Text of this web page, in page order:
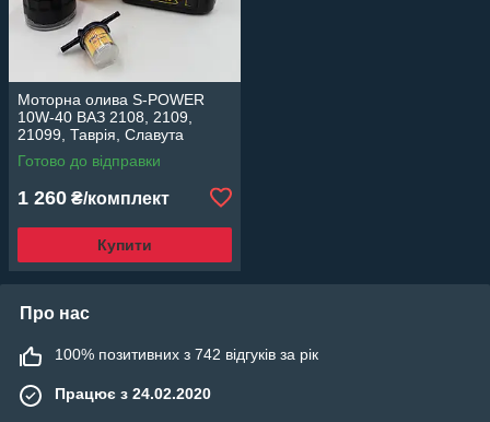
Моторна олива S-POWER
10W-40 ВАЗ 2108, 2109,
21099, Таврія, Славута
карбюратор комплект фільтр
масляний, повітряний,
Готово до відправки
1 260 ₴/комплект
Купити
Про нас
100% позитивних з 742 відгуків за рік
Працює з 24.02.2020